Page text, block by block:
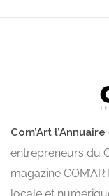
Com’Art l’Annuaire
entrepreneurs du
magazine